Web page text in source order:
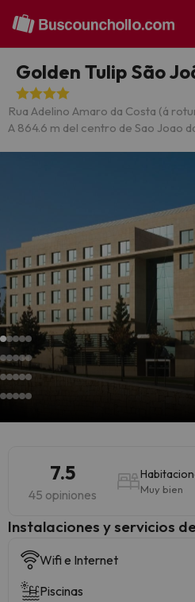
Golden Tulip São
Rua Adelino Amaro da Costa (á
A 864.6 m del centro de Sao Joao
7.5
45 opiniones Muy bien
Instalaciones y servicios
Wifi e Internet
Piscinas